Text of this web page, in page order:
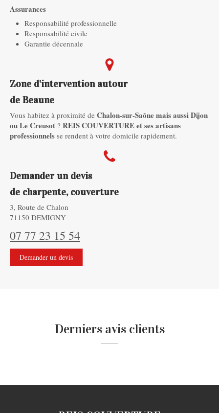
Assurances
Responsabilité professionnelle
Responsabilité civile
Garantie décennale
Zone d'intervention autour
de Beaune
Vous habitez à proximité de Chalon-sur-Saône mais aussi Dijon
ou Le Creusot ? REIS COUVERTURE et ses artisans
professionnels se rendent à votre domicile rapidement.
Demander un devis
de charpente, couverture
3, Route de Chalon
71150 DEMIGNY
07 77 23 15 54
Demander un devis
Derniers avis clients